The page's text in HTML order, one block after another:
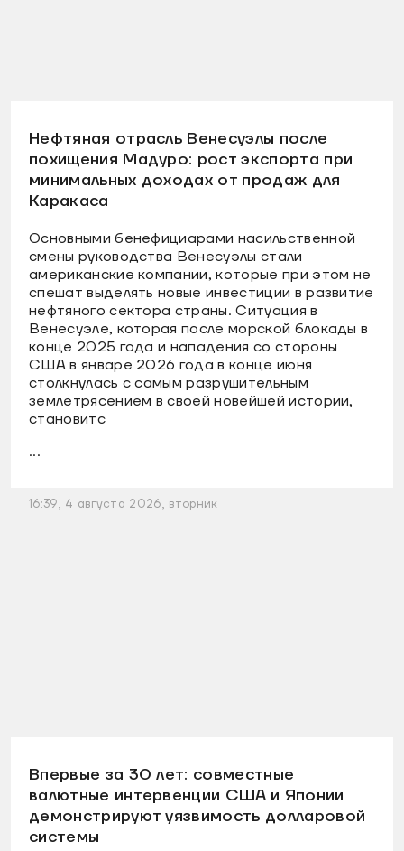
Нефтяная отрасль Венесуэлы после
похищения Мадуро: рост экспорта при
минимальных доходах от продаж для
Каракаса
Основными бенефициарами насильственной
смены руководства Венесуэлы стали
американские компании, которые при этом не
спешат выделять новые инвестиции в развитие
нефтяного сектора страны. Ситуация в
Венесуэле, которая после морской блокады в
конце 2025 года и нападения со стороны
США в январе 2026 года в конце июня
столкнулась с самым разрушительным
землетрясением в своей новейшей истории,
становитс
...
16:39, 4 августа 2026, вторник
Впервые за 30 лет: совместные
валютные интервенции США и Японии
демонстрируют уязвимость долларовой
системы